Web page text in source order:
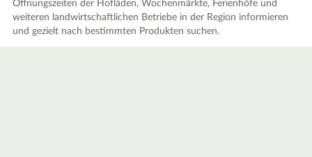
Öffnungszeiten der Hofläden, Wochenmärkte, Ferienhöfe und
weiteren landwirtschaftlichen Betriebe in der Region informieren
und gezielt nach bestimmten Produkten suchen.